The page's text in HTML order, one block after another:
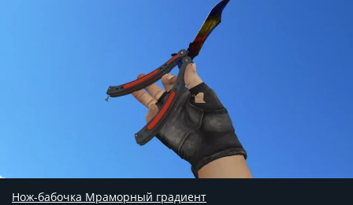
Нож-бабочка Мраморный градиент